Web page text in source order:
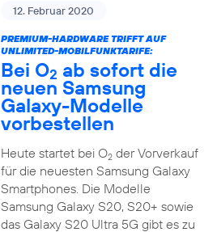
12. Februar 2020
PREMIUM-HARDWARE TRIFFT AUF
UNLIMITED-MOBILFUNKTARIFE:
Bei O2 ab sofort die
neuen Samsung
Galaxy-Modelle
vorbestellen
Heute startet bei O2der Vorverkauf
für die neuesten Samsung Galaxy
Smartphones. Die Modelle
Samsung Galaxy S20, S20+ sowie
das Galaxy S20 Ultra 5G gibt es zu